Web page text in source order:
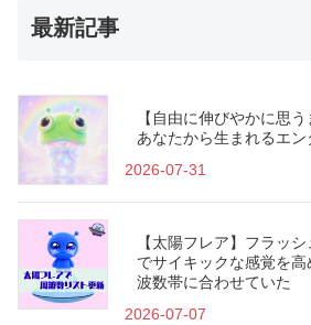
最新記事
【自由に伸びやかに思
あなたから生まれるエ
2026-07-31
【太陽フレア】フラッ
でサイキックな感覚を
波数帯に合わせていた
2026-07-07